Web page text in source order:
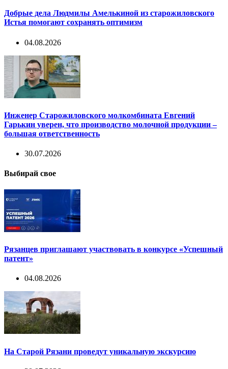
Добрые дела Людмилы Амелькиной из старожиловского
Истья помогают сохранять оптимизм
04.08.2026
Инженер Старожиловского молкомбината Евгений
Гарькин уверен, что производство молочной продукции –
большая ответственность
30.07.2026
Выбирай свое
Рязанцев приглашают участвовать в конкурсе «Успешный
патент»
04.08.2026
На Старой Рязани проведут уникальную экскурсию